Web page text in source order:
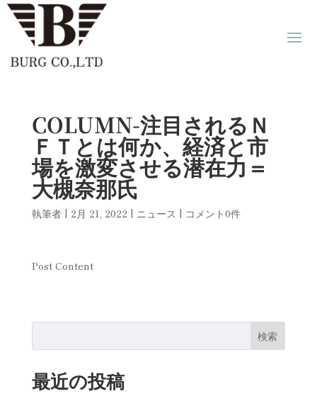
COLUMN-注目されるＮ
ＦＴとは何か、経済と市
場を激変させる潜在力＝
大槻奈那氏
執筆者 | 2月 21, 2022 | ニュース | コメント0件
Post Content
検索
最近の投稿